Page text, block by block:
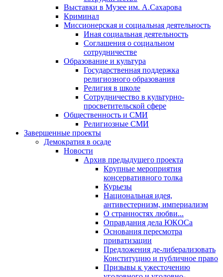
Выставки в Музее им. А.Сахарова
Криминал
Миссионерская и социальная деятельность
Иная социальная деятельность
Соглашения о социальном
сотрудничестве
Образование и культура
Государственная поддержка
религиозного образования
Религия в школе
Сотрудничество в культурно-
просветительской сфере
Общественность и СМИ
Религиозные СМИ
Завершенные проекты
Демократия в осаде
Новости
Архив предыдущего проекта
Крупные мероприятия
консервативного толка
Курьезы
Национальная идея,
антивестернизм, империализм
О странностях любви...
Оправдания дела ЮКОСа
Основания пересмотра
приватизации
Предложения де-либерализовать
Конституцию и публичное право
Призывы к ужесточению